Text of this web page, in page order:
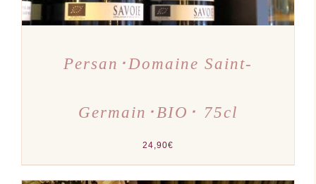
Persan･Domaine Saint-
Germain･BIO･ 75cl
24,90€